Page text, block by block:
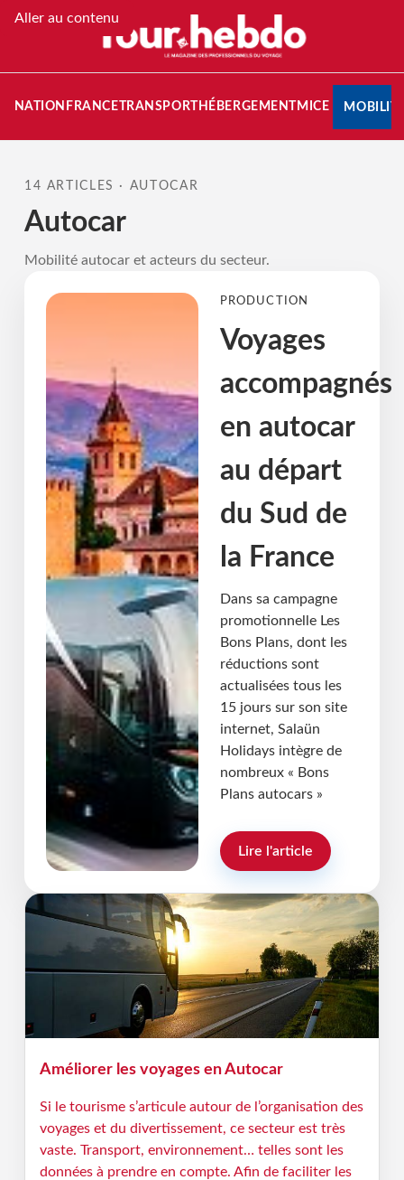
Aller au contenu
FRANCETRANSPORT HÉBERGEMENT MICE
14 ARTICLES · AUTOCAR
Autocar
Mobilité autocar et acteurs du secteur.
PRODUCTION
Voyages
accompagnés
en autocar
au départ
du Sud de
la France
Dans sa campagne
promotionnelle Les
Bons Plans, dont les
réductions sont
actualisées tous les
15 jours sur son site
internet, Salaün
Holidays intègre de
nombreux « Bons
Plans autocars »
Lire l'article
Améliorer les voyages en Autocar
Si le tourisme s’articule autour de l’organisation des
voyages et du divertissement, ce secteur est très
vaste. Transport, environnement… telles sont les
données à prendre en compte. Afin de faciliter les